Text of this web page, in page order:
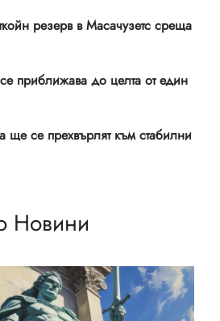
резерв в Масачузетс среща
приближава до целта от един
ще се прехвърлят към стабилни
Новини